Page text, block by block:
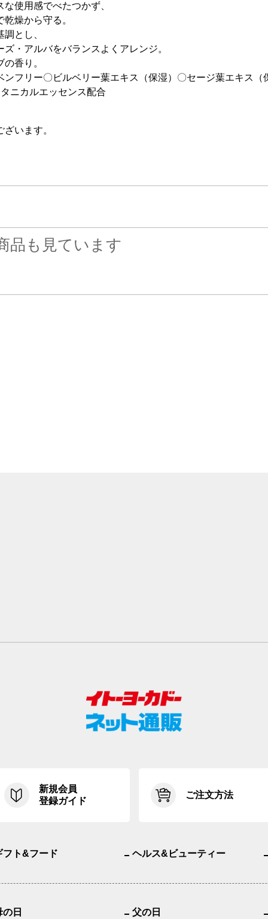
使用感でべたつかず、
燥から守る。
とし、
・アルバをバランスよくアレンジ。
香り。
フリー〇ビルベリー葉エキス（保湿）〇セージ葉エキス（
ニカルエッセンス配合
います。
品も見ています
新規会員
登録ガイド
ご注文方法
フト&フード ヘルス&ビューティー
の日 父の日